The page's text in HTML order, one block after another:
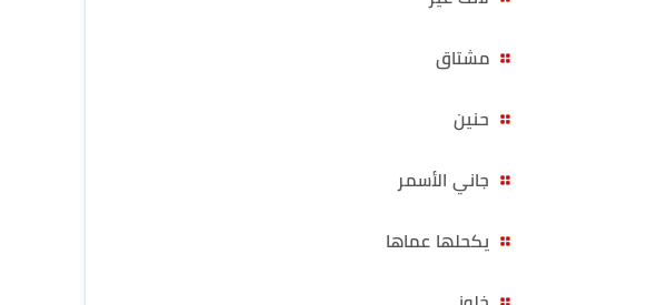
مشتاق
حنين
جاني الأسمر
يكحلها عماها